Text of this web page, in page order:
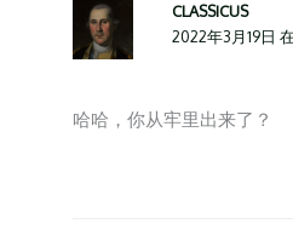
CLASSICUS
2022年3月19日
哈哈，你从牢里出来了？